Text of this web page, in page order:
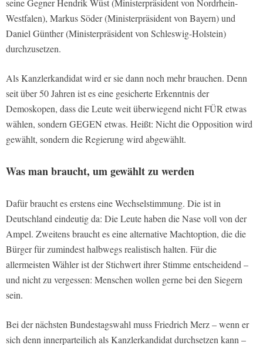
seine Gegner Hendrik Wüst (Ministerpräsident von Nordrhein-
Westfalen), Markus Söder (Ministerpräsident von Bayern) und
Daniel Günther (Ministerpräsident von Schleswig-Holstein)
durchzusetzen.
Als Kanzlerkandidat wird er sie dann noch mehr brauchen. Denn
seit über 50 Jahren ist es eine gesicherte Erkenntnis der
Demoskopen, dass die Leute weit überwiegend nicht FÜR etwas
wählen, sondern GEGEN etwas. Heißt: Nicht die Opposition wird
gewählt, sondern die Regierung wird abgewählt.
Was man braucht, um gewählt zu werden
Dafür braucht es erstens eine Wechselstimmung. Die ist in
Deutschland eindeutig da: Die Leute haben die Nase voll von der
Ampel. Zweitens braucht es eine alternative Machtoption, die die
Bürger für zumindest halbwegs realistisch halten. Für die
allermeisten Wähler ist der Stichwert ihrer Stimme entscheidend –
und nicht zu vergessen: Menschen wollen gerne bei den Siegern
sein.
Bei der nächsten Bundestagswahl muss Friedrich Merz – wenn er
sich denn innerparteilich als Kanzlerkandidat durchsetzen kann –